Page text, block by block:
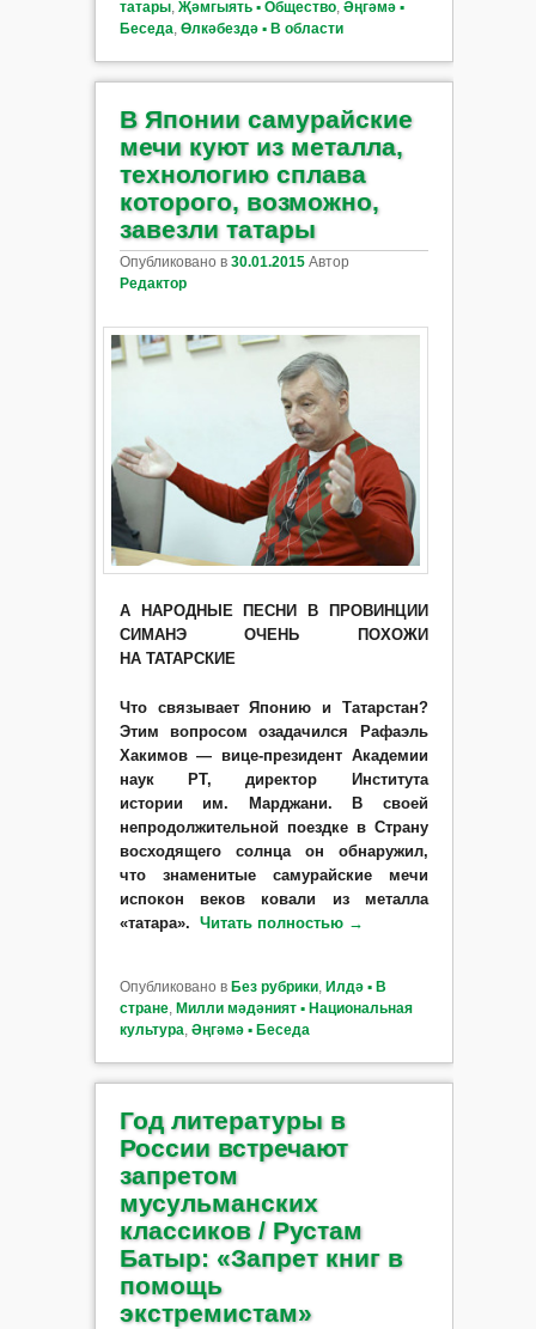
татары, Җәмгыять ▪ Общество, Әңгәмә ▪
Беседа, Өлкәбездә ▪ В области
В Японии самурайские
мечи куют из металла,
технологию сплава
которого, возможно,
завезли татары
Опубликовано в 30.01.2015 Автор
Редактор
А НАРОДНЫЕ ПЕСНИ В ПРОВИНЦИИ
СИМАНЭ ОЧЕНЬ ПОХОЖИ
НА ТАТАРСКИЕ
Что связывает Японию и Татарстан?
Этим вопросом озадачился Рафаэль
Хакимов — вице-президент Академии
наук РТ, директор Института
истории им. Марджани. В своей
непродолжительной поездке в Страну
восходящего солнца он обнаружил,
что знаменитые самурайские мечи
испокон веков ковали из металла
«татара». Читать полностью →
Опубликовано в Без рубрики, Илдә ▪ В
стране, Милли мәдәният ▪ Национальная
культура, Әңгәмә ▪ Беседа
Год литературы в
России встречают
запретом
мусульманских
классиков / Рустам
Батыр: «Запрет книг в
помощь
экстремистам»